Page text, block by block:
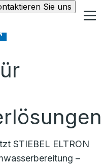
Sie uns
STIEBEL ELTRON
–